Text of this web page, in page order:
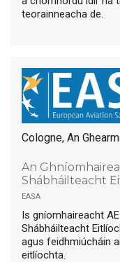
teorainneacha de.
Cologne, An
An
Shábháilteacht
easa
Is gníomhaireacht
Shábháilteacht
agus feidhmiúcháin
eitlíochta.